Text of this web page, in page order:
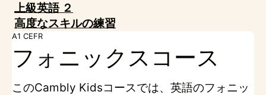
上級英語 ２
高度なスキルの練習
A1 CEFR
フォニックスコース
このCambly Kidsコースでは、英語のフォニッ